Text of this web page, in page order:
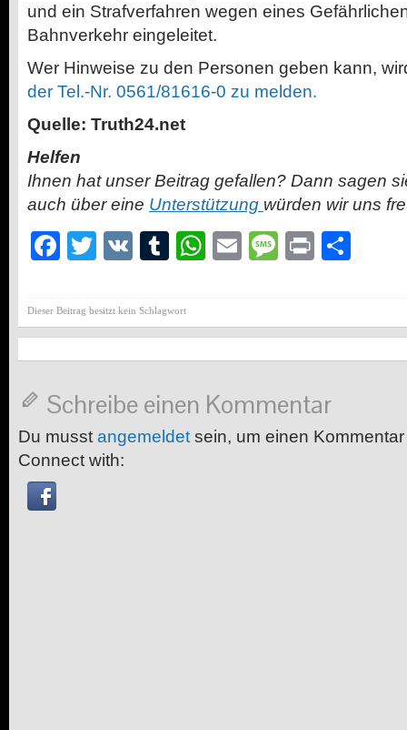
und ein Strafverfahren wegen eines
Bahnverkehr eingeleitet.
Wer Hinweise zu den Personen geben kann,
der Tel.-Nr. 0561/81616-0 zu melden.
Quelle: Truth24.net
Helfen
Ihnen hat unser Beitrag gefallen? Dann sagen
auch über eine Unterstützung würden wir uns
Facebook
Twitter
VK Tumblr
WhatsApp
EmailMessage
Print
Dieser Beitrag besitzt kein Schlagwort
Schreibe einen Kommentar
Du musst angemeldet sein, um einen
Connect with: